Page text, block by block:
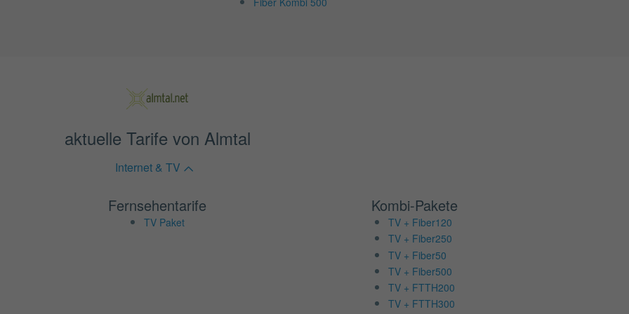
aktuelle Tarife von Almtal
Internet & TV
Fernsehentarife
TV Paket
Kombi-Pakete
TV + Fiber120
TV + Fiber250
TV + Fiber50
TV + Fiber500
TV + FTTH200
TV + FTTH300